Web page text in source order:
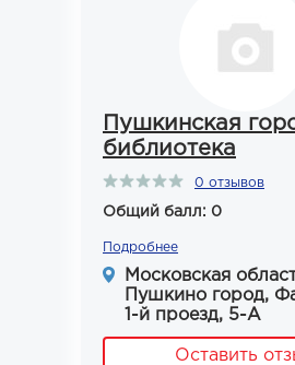
Пушкинская
библиотека
0 отзывов
Общий балл: 0
Подробнее
Московская
Пушкино город,
1-й проезд, 5-А
Оставить